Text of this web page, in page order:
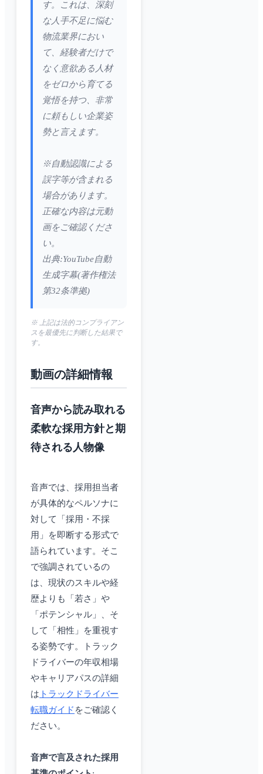
す。これは、深刻
な人手不足に悩む
物流業界におい
て、経験者だけで
なく意欲ある人材
をゼロから育てる
覚悟を持つ、非常
に頼もしい企業姿
勢と言えます。
※自動認識による
誤字等が含まれる
場合があります。
正確な内容は元動
画をご確認くださ
い。
出典:YouTube自動
生成字幕(著作権法
第32条準拠)
※ 上記は法的コンプライアン
スを最優先に判断した結果で
す。
動画の詳細情報
音声から読み取れる
柔軟な採用方針と期
待される人物像
音声では、採用担当者
が具体的なペルソナに
対して「採用・不採
用」を即断する形式で
語られています。そこ
で強調されているの
は、現状のスキルや経
歴よりも「若さ」や
「ポテンシャル」、そ
して「相性」を重視す
る姿勢です。トラック
ドライバーの年収相場
やキャリアパスの詳細
は トラックドライバー
転職ガイド をご確認く
ださい。
音声で言及された採用